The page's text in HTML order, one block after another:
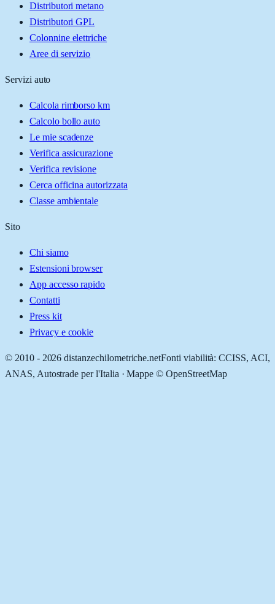
Distributori metano
Distributori GPL
Colonnine elettriche
Aree di servizio
Servizi auto
Calcola rimborso km
Calcolo bollo auto
Le mie scadenze
Verifica assicurazione
Verifica revisione
Cerca officina autorizzata
Classe ambientale
Sito
Chi siamo
Estensioni browser
App accesso rapido
Contatti
Press kit
Privacy e cookie
© 2010 - 2026 distanzechilometriche.netFonti viabilità: CCISS, ACI,
ANAS, Autostrade per l'Italia · Mappe © OpenStreetMap